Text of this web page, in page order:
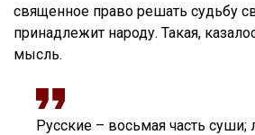
священное право решать судьбу
принадлежит народу. Такая,
мысль.
Русские – восьмая часть суши;